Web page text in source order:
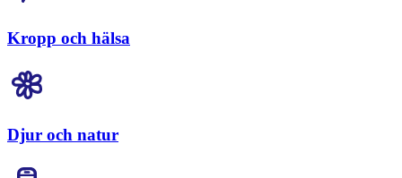
Kropp och hälsa
Djur och natur